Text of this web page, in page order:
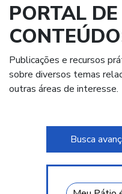
PORTAL DE
Publicações e recursos
sobre diversos temas
outras áreas de interesse.
Busca